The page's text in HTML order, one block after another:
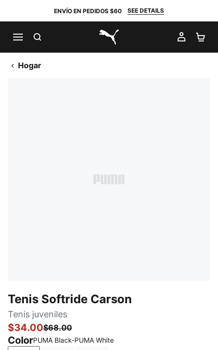
ENVÍO EN PEDIDOS $60 SEE DETAILS
PUMA.com
MI
Hogar
Tenis Softride Carson
Tenis juveniles
$34.00$68.00
ColorPUMA Black-PUMA White